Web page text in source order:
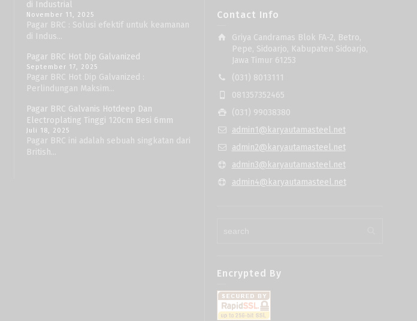
di Industrial
November 11, 2025
Pagar BRC : Solusi efektif untuk keamanan
di Indus...
Pagar BRC Hot Dip Galvanized
September 17, 2025
Pagar BRC Hot Dip Galvanized :
Perlindungan Maksim...
Pagar BRC Galvanis Hotdeep Dan
Electroplating Tinggi 120cm Besi 6mm
Juli 18, 2025
Pagar BRC ini adalah sebuah singkatan dari
British...
Contact Info
Griya Candramas Blok FA-2, Betro,
Pepe, Sidoarjo, Kabupaten Sidoarjo,
Jawa Timur 61253
(031) 8013111
081357352465
(031) 99038380
admin1@karyautamasteel.net
admin2@karyautamasteel.net
admin3@karyautamasteel.net
admin4@karyautamasteel.net
Encrypted By